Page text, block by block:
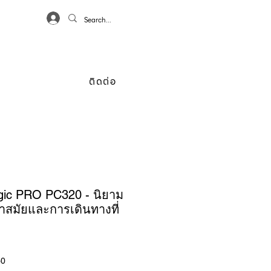
เข้าสู่ระบบ
ติดต่อ
PRO PC320 - นิยาม
สมัยและการเดินทางที่
ราคา